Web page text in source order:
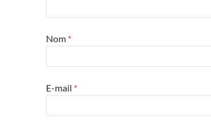
Nom *
E-mail *